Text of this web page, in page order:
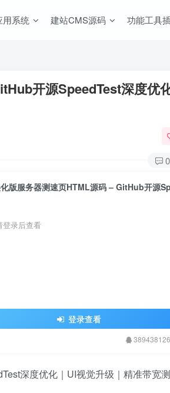
用系统 建站CMS源码 功能工具
开源SpeedTest深度优
0
登录后查看
登录查看
深度优化｜UI视觉升级｜精准带宽